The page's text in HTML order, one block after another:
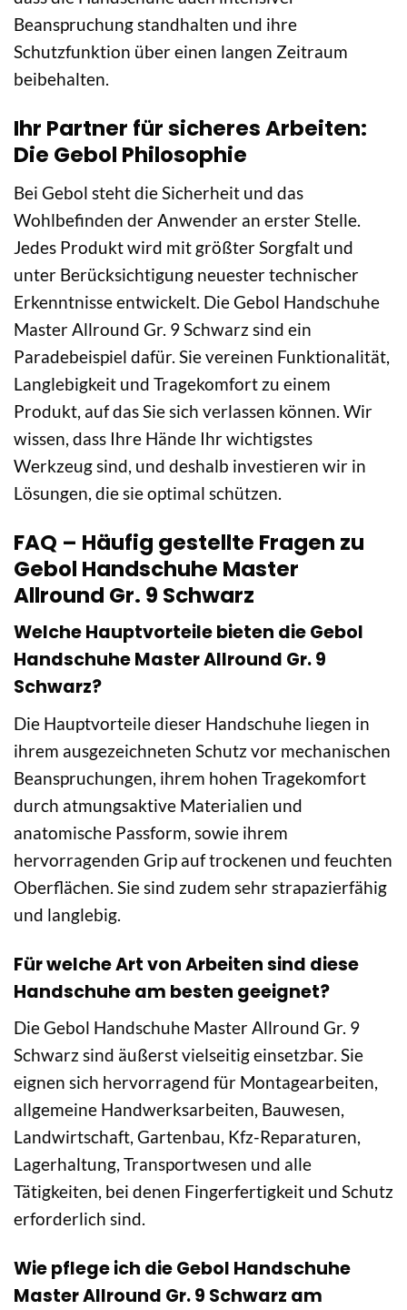
Beanspruchung standhalten und ihre
Schutzfunktion über einen langen Zeitraum
beibehalten.
Ihr Partner für sicheres Arbeiten:
Die Gebol Philosophie
Bei Gebol steht die Sicherheit und das
Wohlbefinden der Anwender an erster Stelle.
Jedes Produkt wird mit größter Sorgfalt und
unter Berücksichtigung neuester technischer
Erkenntnisse entwickelt. Die Gebol Handschuhe
Master Allround Gr. 9 Schwarz sind ein
Paradebeispiel dafür. Sie vereinen Funktionalität,
Langlebigkeit und Tragekomfort zu einem
Produkt, auf das Sie sich verlassen können. Wir
wissen, dass Ihre Hände Ihr wichtigstes
Werkzeug sind, und deshalb investieren wir in
Lösungen, die sie optimal schützen.
FAQ – Häufig gestellte Fragen zu
Gebol Handschuhe Master
Allround Gr. 9 Schwarz
Welche Hauptvorteile bieten die Gebol
Handschuhe Master Allround Gr. 9
Schwarz?
Die Hauptvorteile dieser Handschuhe liegen in
ihrem ausgezeichneten Schutz vor mechanischen
Beanspruchungen, ihrem hohen Tragekomfort
durch atmungsaktive Materialien und
anatomische Passform, sowie ihrem
hervorragenden Grip auf trockenen und feuchten
Oberflächen. Sie sind zudem sehr strapazierfähig
und langlebig.
Für welche Art von Arbeiten sind diese
Handschuhe am besten geeignet?
Die Gebol Handschuhe Master Allround Gr. 9
Schwarz sind äußerst vielseitig einsetzbar. Sie
eignen sich hervorragend für Montagearbeiten,
allgemeine Handwerksarbeiten, Bauwesen,
Landwirtschaft, Gartenbau, Kfz-Reparaturen,
Lagerhaltung, Transportwesen und alle
Tätigkeiten, bei denen Fingerfertigkeit und Schutz
erforderlich sind.
Wie pflege ich die Gebol Handschuhe
Master Allround Gr. 9 Schwarz am